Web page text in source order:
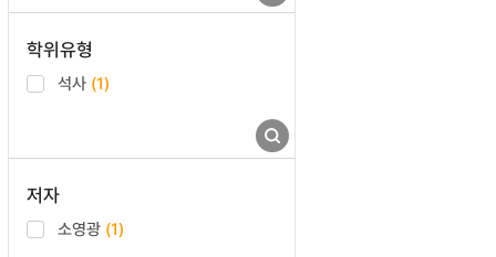
학위유형
석사 (1)
저자
소영광 (1)